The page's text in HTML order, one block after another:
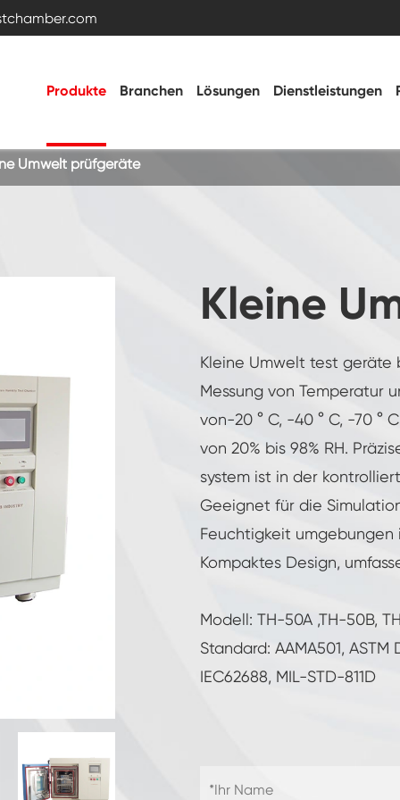
Produkte
Heiße kalte Kammer
Hohe Niedertemperatur-Test kammer
Luft feuchtigkeit kammer mit konstanter
Umwelt kontrollierte Kammer
Thermische Luft feuchtigkeit Kammer
CO2-Klimakammer
Thermische Stabilitäts prüfmaschine
Klima-und Temperatur prüf kammer
Branchen Lösungen Dienstleistungen
Umwelt prüfgeräte
Kleine
Kleine Umwelt test geräte
Messung von Temperatur
von-20 ° C, -40 ° C, -70 °
von 20% bis 98% RH.
system ist in der
Geeignet für die
Feuchtigkeit umgebungen
Kompaktes Design,
Modell: TH-50A ,TH-50B,
Standard: AAMA501, ASTM
IEC62688, MIL-STD-811D